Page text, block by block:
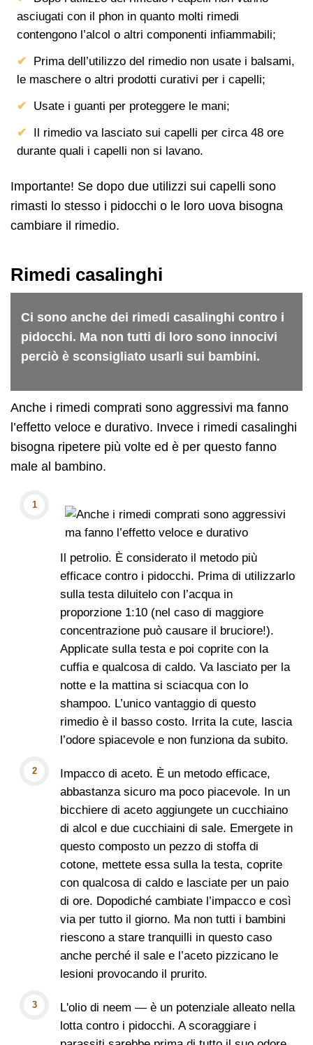
asciugati con il phon in quanto molti rimedi
contengono l’alcol o altri componenti infiammabili;
Prima dell’utilizzo del rimedio non usate i balsami,
le maschere o altri prodotti curativi per i capelli;
Usate i guanti per proteggere le mani;
Il rimedio va lasciato sui capelli per circa 48 ore
durante quali i capelli non si lavano.
Importante! Se dopo due utilizzi sui capelli sono
rimasti lo stesso i pidocchi o le loro uova bisogna
cambiare il rimedio.
Rimedi casalinghi
Ci sono anche dei rimedi casalinghi contro i
pidocchi. Ma non tutti di loro sono innocivi
perciò è sconsigliato usarli sui bambini.
Anche i rimedi comprati sono aggressivi ma fanno
l’effetto veloce e durativo. Invece i rimedi casalinghi
bisogna ripetere più volte ed è per questo fanno
male al bambino.
Il petrolio. È considerato il metodo più
efficace contro i pidocchi. Prima di utilizzarlo
sulla testa diluitelo con l’acqua in
proporzione 1:10 (nel caso di maggiore
concentrazione può causare il bruciore!).
Applicate sulla testa e poi coprite con la
cuffia e qualcosa di caldo. Va lasciato per la
notte e la mattina si sciacqua con lo
shampoo. L’unico vantaggio di questo
rimedio è il basso costo. Irrita la cute, lascia
l’odore spiacevole e non funziona da subito.
Impacco di aceto. È un metodo efficace,
abbastanza sicuro ma poco piacevole. In un
bicchiere di aceto aggiungete un cucchiaino
di alcol e due cucchiaini di sale. Emergete in
questo composto un pezzo di stoffa di
cotone, mettete essa sulla la testa, coprite
con qualcosa di caldo e lasciate per un paio
di ore. Dopodiché cambiate l’impacco e così
via per tutto il giorno. Ma non tutti i bambini
riescono a stare tranquilli in questo caso
anche perché il sale e l’aceto pizzicano le
lesioni provocando il prurito.
L'olio di neem — è un potenziale alleato nella
lotta contro i pidocchi. A scoraggiare i